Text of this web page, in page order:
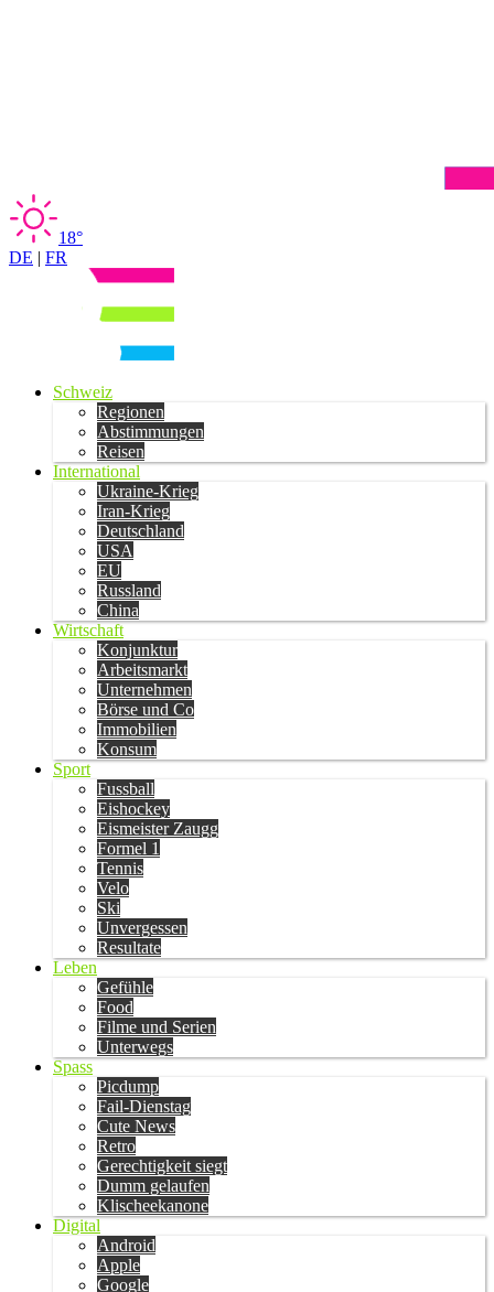
18°
DE | FR
Schweiz
Regionen
Abstimmungen
Reisen
International
Ukraine-Krieg
Iran-Krieg
Deutschland
USA
EU
Russland
China
Wirtschaft
Konjunktur
Arbeitsmarkt
Unternehmen
Börse und Co
Immobilien
Konsum
Sport
Fussball
Eishockey
Eismeister Zaugg
Formel 1
Tennis
Velo
Ski
Unvergessen
Resultate
Leben
Gefühle
Food
Filme und Serien
Unterwegs
Spass
Picdump
Fail-Dienstag
Cute News
Retro
Gerechtigkeit siegt
Dumm gelaufen
Klischeekanone
Digital
Android
Apple
Google